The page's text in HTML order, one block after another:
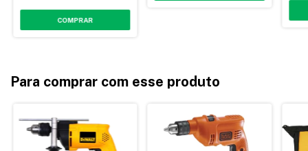
Para comprar com esse produto